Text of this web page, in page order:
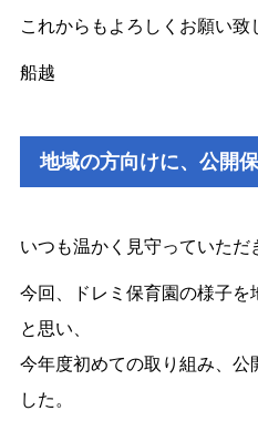
これからもよろしくお願い致
船越
地域の方向けに、公開
いつも温かく見守っていただ
今回、ドレミ保育園の様子を
と思い、
今年度初めての取り組み、公
した。